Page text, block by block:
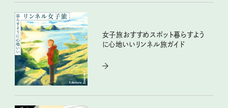
女子旅おすすめスポット暮らすよう
に心地いいリンネル旅ガイド